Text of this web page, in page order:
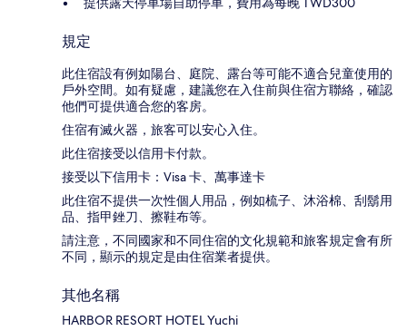
規定
此住宿設有例如陽台、庭院、露台等可能不適合兒童使用的
戶外空間。如有疑慮，建議您在入住前與住宿方聯絡，確認
他們可提供適合您的客房。
住宿有滅火器，旅客可以安心入住。
此住宿接受以信用卡付款。
接受以下信用卡：Visa 卡、萬事達卡
此住宿不提供一次性個人用品，例如梳子、沐浴棉、刮鬍用
品、指甲銼刀、擦鞋布等。
請注意，不同國家和不同住宿的文化規範和旅客規定會有所
不同，顯示的規定是由住宿業者提供。
其他名稱
HARBOR RESORT HOTEL Yuchi